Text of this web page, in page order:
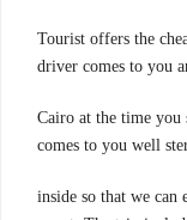
Tourist offers the
driver comes to you
Cairo at the time
comes to you well
inside so that we can